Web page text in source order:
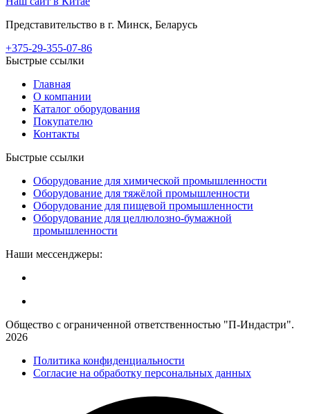
Представительство в г. Минск, Беларусь
+375-29-355-07-86
Быстрые ссылки
Главная
О компании
Каталог оборудования
Покупателю
Контакты
Быстрые ссылки
Оборудование для химической промышленности
Оборудование для тяжёлой промышленности
Оборудование для пищевой промышленности
Оборудование для целлюлозно-бумажной
промышленности
Наши мессенджеры:
Общество с ограниченной ответственностью "П-Индастри".
2026
Политика конфиденциальности
Согласие на обработку персональных данных